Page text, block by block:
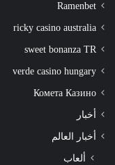
Ramenbet
ricky casino australia
sweet bonanza TR
verde casino hungary
Комета Казино
أخبار
أخبار العالم
ألعاب